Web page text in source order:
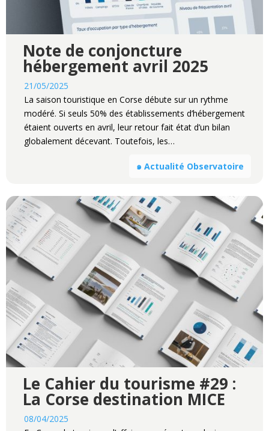
Note de conjoncture
hébergement avril 2025
21/05/2025
La saison touristique en Corse débute sur un rythme
modéré. Si seuls 50% des établissements d’hébergement
étaient ouverts en avril, leur retour fait état d’un bilan
globalement décevant. Toutefois, les…
๑ Actualité Observatoire
Le Cahier du tourisme #29 :
La Corse destination MICE
08/04/2025